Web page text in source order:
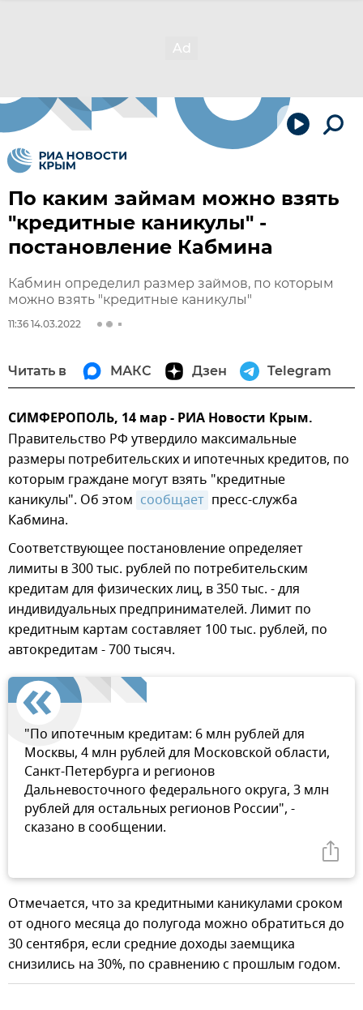
По каким займам можно взять
"кредитные каникулы" -
постановление Кабмина
Кабмин определил размер займов, по которым
можно взять "кредитные каникулы"
11:36 14.03.2022
Читать в МАКС Дзен Telegram
СИМФЕРОПОЛЬ, 14 мар - РИА Новости Крым.
Правительство РФ утвердило максимальные
размеры потребительских и ипотечных кредитов, по
которым граждане могут взять "кредитные
каникулы". Об этом сообщает пресс-служба
Кабмина.
Соответствующее постановление определяет
лимиты в 300 тыс. рублей по потребительским
кредитам для физических лиц, в 350 тыс. - для
индивидуальных предпринимателей. Лимит по
кредитным картам составляет 100 тыс. рублей, по
автокредитам - 700 тысяч.
"По ипотечным кредитам: 6 млн рублей для
Москвы, 4 млн рублей для Московской области,
Санкт-Петербурга и регионов
Дальневосточного федерального округа, 3 млн
рублей для остальных регионов России", -
сказано в сообщении.
Отмечается, что за кредитными каникулами сроком
от одного месяца до полугода можно обратиться до
30 сентября, если средние доходы заемщика
снизились на 30%, по сравнению с прошлым годом.